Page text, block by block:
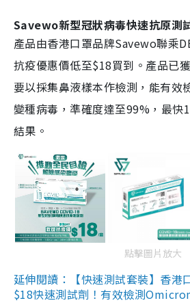
Savewo新型冠狀病毒快速抗原測
產品由香港口罩品牌Savewo聯乘
抗疫優惠價低至$18買到。產品已
要以採集鼻液樣本作檢測，能有
變種病毒，準確度達至99%，最快
結果。
點擊圖片放大
延伸閱讀：【快速測試套裝】香港
$18快速測試劑！有效檢測